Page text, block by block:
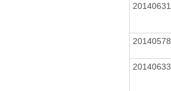
20140631
20140578
20140633